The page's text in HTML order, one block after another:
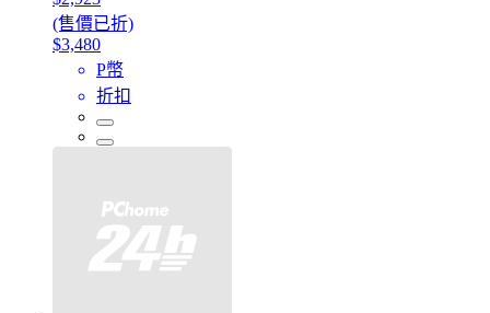
(售價已折)
$3,480
P幣
折扣